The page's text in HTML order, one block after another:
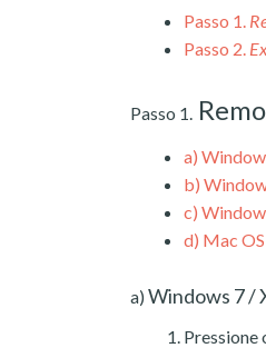
Passo 1.
Passo 2.
Passo 1.
a)
b)
c)
d) Mac
a) Windows 7 /
Pressione